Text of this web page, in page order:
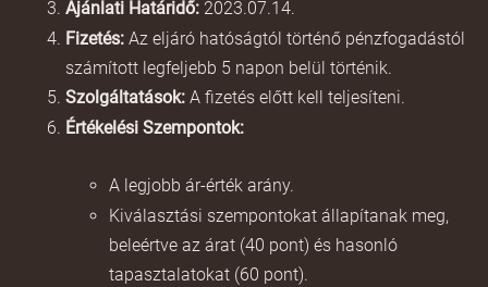
Ajánlati Határidő: 2023.07.14.
Fizetés: Az eljáró hatóságtól történő pénzfogadástól
számított legfeljebb 5 napon belül történik.
Szolgáltatások: A fizetés előtt kell teljesíteni.
Értékelési Szempontok:
A legjobb ár-érték arány.
Kiválasztási szempontokat állapítanak meg,
beleértve az árat (40 pont) és hasonló
tapasztalatokat (60 pont).